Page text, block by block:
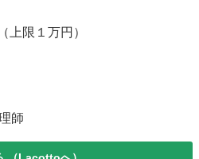
上限１万円）
師